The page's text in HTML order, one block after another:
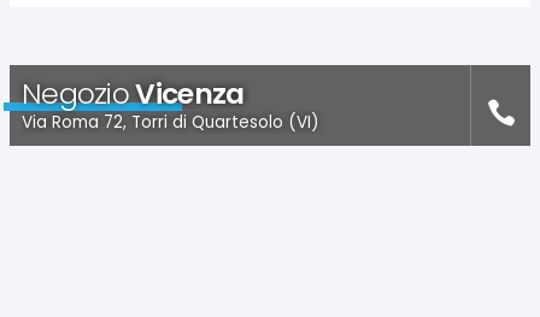
NegozioVicenza
Via Roma 72, Torri di Quartesolo (VI)